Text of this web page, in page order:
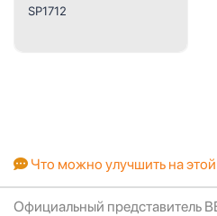
SP1712
Что можно улучшить на
Официальный